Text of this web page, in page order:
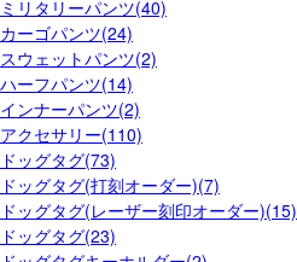
ミリタリーパンツ(40)
カーゴパンツ(24)
スウェットパンツ(2)
ハーフパンツ(14)
インナーパンツ(2)
アクセサリー(110)
ドッグタグ(73)
ドッグタグ(打刻オーダー)(7)
ドッグタグ(レーザー刻印オーダー)(15)
ドッグタグ(23)